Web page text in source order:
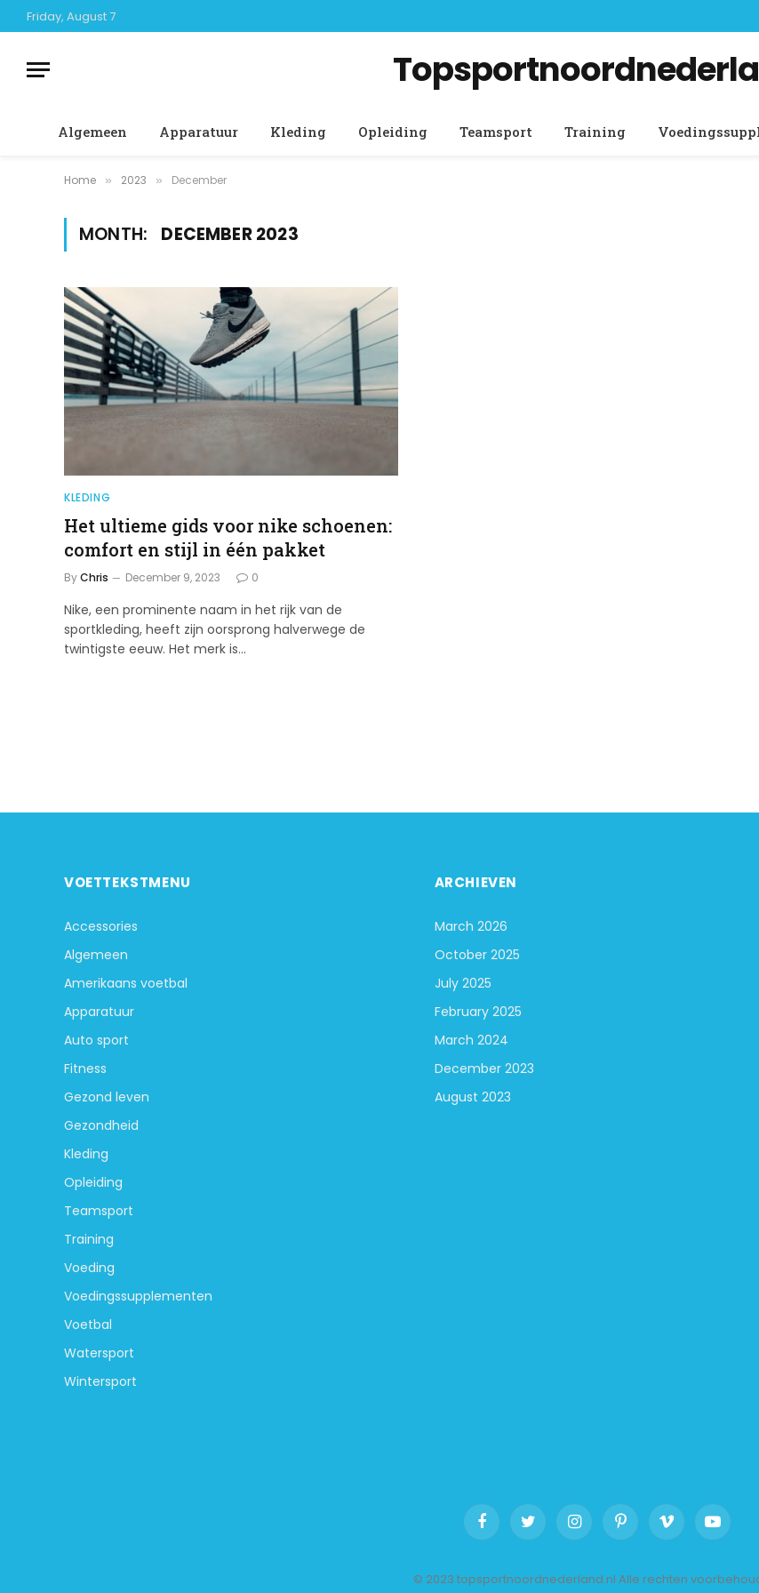
Friday, August 7
Algemeen Apparatuur Kleding Opleiding Teamsport Training
Home » 2023 » December
MONTH: DECEMBER 2023
KLEDING
Het ultieme gids voor nike schoenen:
comfort en stijl in één pakket
ByChris December 9, 2023 0
Nike, een prominente naam in het rijk van de
sportkleding, heeft zijn oorsprong halverwege de
twintigste eeuw. Het merk is…
VOETTEKSTMENU
Accessories
Algemeen
Amerikaans voetbal
Apparatuur
Auto sport
Fitness
Gezond leven
Gezondheid
Kleding
Opleiding
Teamsport
Training
Voeding
Voedingssupplementen
Voetbal
Watersport
Wintersport
ARCHIEVEN
March 2026
October 2025
July 2025
February 2025
March 2024
December 2023
August 2023
FacebookTwitter InstagramPinterestVimeo YouTube
© 2023 topsportnoordnederland.nl Alle rechten